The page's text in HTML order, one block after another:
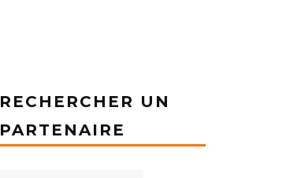
RECHERCHER UN
PARTENAIRE